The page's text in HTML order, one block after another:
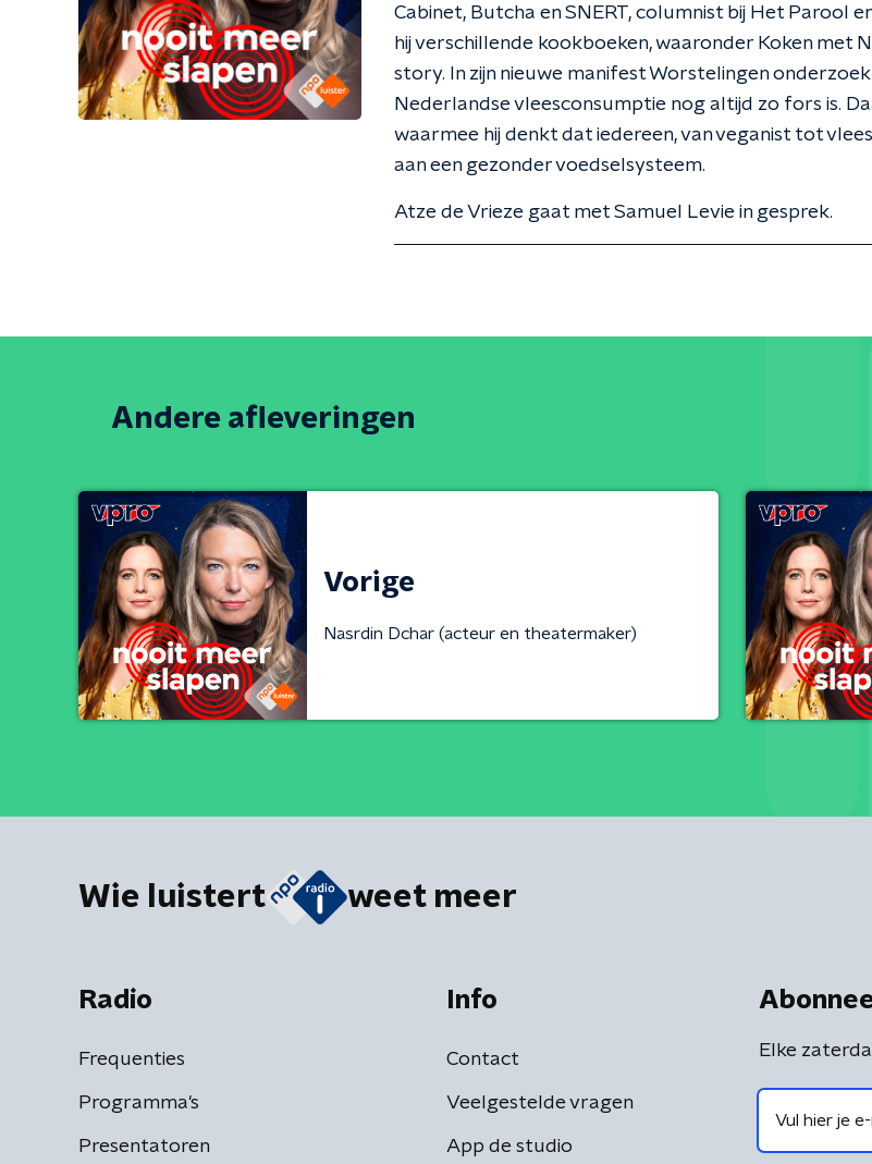
Cabinet, Butcha en SNERT, columnist bij Het Parool
hij verschillende kookboeken, waaronder Koken met
story. In zijn nieuwe manifest Worstelingen
Nederlandse vleesconsumptie nog altijd zo fors is.
waarmee hij denkt dat iedereen, van veganist tot
aan een gezonder voedselsysteem.
Atze de Vrieze gaat met Samuel Levie in gesprek.
Andere afleveringen
Vorige
Nasrdin Dchar (acteur en theatermaker)
Wie luistert weet meer
Radio
Frequenties
Programma's
Presentatoren
Info
Contact
Veelgestelde vragen
App de studio
Elke